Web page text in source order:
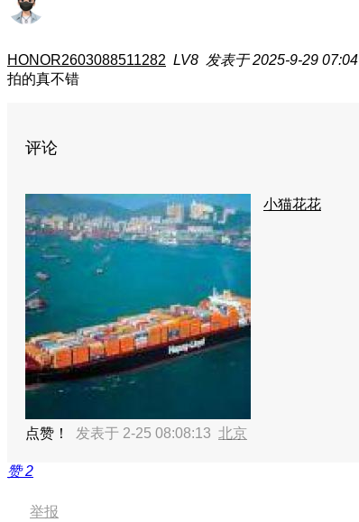
HONOR2603088511282 LV8 发表于 2025-9-29 07:04
拍的真不错
评论
小猫花花
点赞！ 发表于 2-25 08:08:13 北京
赞2
举报